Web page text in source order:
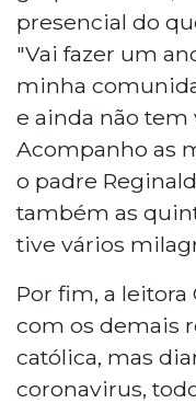
presencial do
"Vai fazer um
minha
e ainda não
Acompanho as
o padre
também as
tive vários
Por fim, a
com os demais
católica, mas
coronavirus,